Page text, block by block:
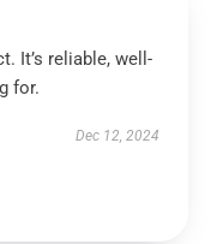
It’s reliable, well-
for.
Dec 12, 2024